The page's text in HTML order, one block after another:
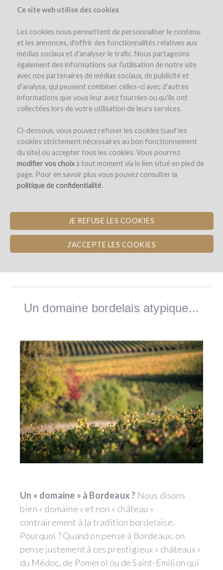
Ce site web utilise des cookies
Les cookies nous permettent de personnaliser le contenu
et les annonces, d'offrir des fonctionnalités relatives aux
médias sociaux et d'analyser le trafic. Nous partageons
également des informations sur l'utilisation de notre site
avec nos partenaires de médias sociaux, de publicité et
d'analyse, qui peuvent combiner celles-ci avec d'autres
informations que vous leur avez fournies ou qu'ils ont
collectées lors de votre utilisation de leurs services.
Ci-dessous, vous pouvez refuser les cookies (sauf les
cookies strictement nécessaires au bon fonctionnement
du site) ou accepter tous les cookies. Vous pourrez
modifier vos choixà tout moment via le lien situé en pied de
page. Pour en savoir plus vous pouvez consulter la
politique de confidentialité.
JE REFUSE LES COOKIES
J'ACCEPTE LES COOKIES
the project team project details expert opinion pay-back in wine
investors(39)
Domaine de Valmengaux
REFURBISHMENT OF A WINE
Un domaine bordelais atypique...
Un « domaine » à Bordeaux ? Nous disons
bien « domaine » et non « château »
contrairement à la tradition bordelaise.
Pourquoi ? Quand on pense à Bordeaux, on
pense justement à ces prestigieux « châteaux »
du Médoc, de Pomerol ou de Saint-Emilion qui